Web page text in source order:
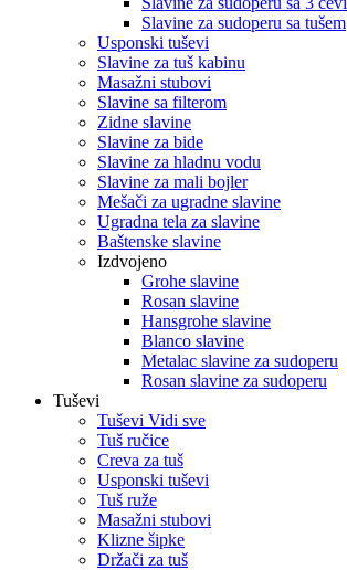
Slavine za sudoperu sa tušem
Usponski tuševi
Slavine za tuš kabinu
Masažni stubovi
Slavine sa filterom
Zidne slavine
Slavine za bide
Slavine za hladnu vodu
Slavine za mali bojler
Mešači za ugradne slavine
Ugradna tela za slavine
Baštenske slavine
Izdvojeno
Grohe slavine
Rosan slavine
Hansgrohe slavine
Blanco slavine
Metalac slavine za sudoperu
Rosan slavine za sudoperu
Tuševi
Tuševi Vidi sve
Tuš ručice
Creva za tuš
Usponski tuševi
Tuš ruže
Masažni stubovi
Klizne šipke
Držači za tuš